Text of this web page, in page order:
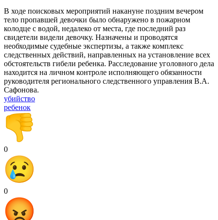
В ходе поисковых мероприятий накануне поздним вечером
тело пропавшей девочки было обнаружено в пожарном
колодце с водой, недалеко от места, где последний раз
свидетели видели девочку. Назначены и проводятся
необходимые судебные экспертизы, а также комплекс
следственных действий, направленных на установление всех
обстоятельств гибели ребенка. Расследование уголовного дела
находится на личном контроле исполняющего обязанности
руководителя регионального следственного управления В.А.
Сафонова.
убийство
ребенок
0
0